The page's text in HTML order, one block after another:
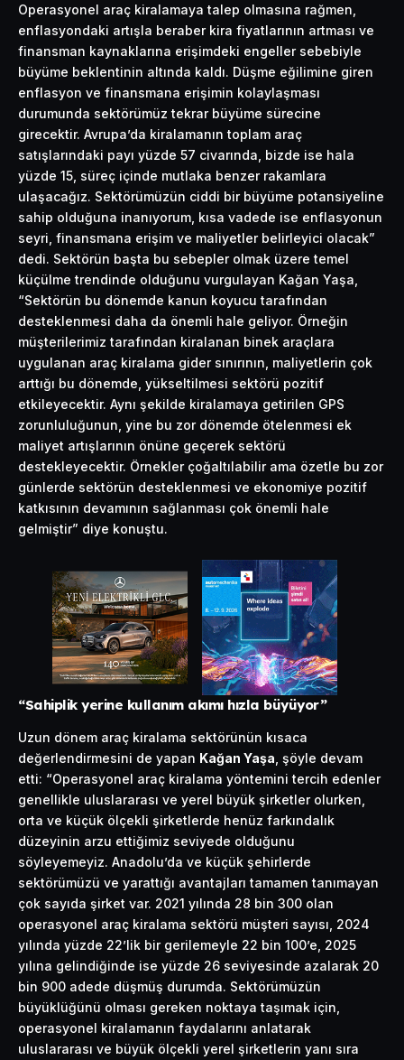
Operasyonel araç kiralamaya talep olmasına rağmen,
enflasyondaki artışla beraber kira fiyatlarının artması ve
finansman kaynaklarına erişimdeki engeller sebebiyle
büyüme beklentinin altında kaldı. Düşme eğilimine giren
enflasyon ve finansmana erişimin kolaylaşması
durumunda sektörümüz tekrar büyüme sürecine
girecektir. Avrupa’da kiralamanın toplam araç
satışlarındaki payı yüzde 57 civarında, bizde ise hala
yüzde 15, süreç içinde mutlaka benzer rakamlara
ulaşacağız. Sektörümüzün ciddi bir büyüme potansiyeline
sahip olduğuna inanıyorum, kısa vadede ise enflasyonun
seyri, finansmana erişim ve maliyetler belirleyici olacak”
dedi. Sektörün başta bu sebepler olmak üzere temel
küçülme trendinde olduğunu vurgulayan Kağan Yaşa,
“Sektörün bu dönemde kanun koyucu tarafından
desteklenmesi daha da önemli hale geliyor. Örneğin
müşterilerimiz tarafından kiralanan binek araçlara
uygulanan araç kiralama gider sınırının, maliyetlerin çok
arttığı bu dönemde, yükseltilmesi sektörü pozitif
etkileyecektir. Aynı şekilde kiralamaya getirilen GPS
zorunluluğunun, yine bu zor dönemde ötelenmesi ek
maliyet artışlarının önüne geçerek sektörü
destekleyecektir. Örnekler çoğaltılabilir ama özetle bu zor
günlerde sektörün desteklenmesi ve ekonomiye pozitif
katkısının devamının sağlanması çok önemli hale
gelmiştir” diye konuştu.
“Sahiplik yerine kullanım akımı hızla büyüyor”
Uzun dönem araç kiralama sektörünün kısaca
değerlendirmesini de yapan Kağan Yaşa , şöyle devam
etti: “Operasyonel araç kiralama yöntemini tercih edenler
genellikle uluslararası ve yerel büyük şirketler olurken,
orta ve küçük ölçekli şirketlerde henüz farkındalık
düzeyinin arzu ettiğimiz seviyede olduğunu
söyleyemeyiz. Anadolu’da ve küçük şehirlerde
sektörümüzü ve yarattığı avantajları tamamen tanımayan
çok sayıda şirket var. 2021 yılında 28 bin 300 olan
operasyonel araç kiralama sektörü müşteri sayısı, 2024
yılında yüzde 22’lik bir gerilemeyle 22 bin 100’e, 2025
yılına gelindiğinde ise yüzde 26 seviyesinde azalarak 20
bin 900 adede düşmüş durumda. Sektörümüzün
büyüklüğünü olması gereken noktaya taşımak için,
operasyonel kiralamanın faydalarını anlatarak
uluslararası ve büyük ölçekli yerel şirketlerin yanı sıra